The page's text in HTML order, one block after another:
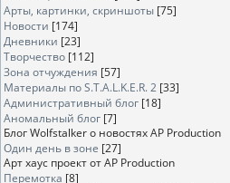
Арты, картинки, скриншоты [75]
Новости [174]
Дневники [23]
Творчество [112]
Зона отчуждения [57]
Материалы по S.T.A.L.K.E.R. 2 [33]
Административный блог [18]
Аномальный блог [7]
Блог Wolfstalker о новостях AP Production
Один день в зоне [27]
Арт хаус проект от AP Production
Перемотка [8]